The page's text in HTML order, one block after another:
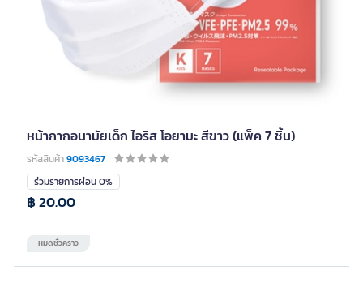
หน้ากากอนามัยเด็ก ไอริส โอยามะ สีขาว (แพ็ค 7 ชิ้น)
รหัสสินค้า9093467
ร่วมรายการผ่อน 0%
หมดชั่วคราว
฿ 20.00